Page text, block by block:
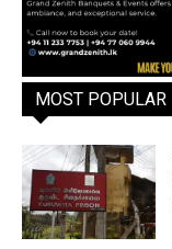
MOST POPULAR